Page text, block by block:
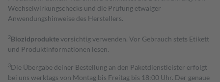
Wechselwirkungschecks und die Prüfung etwaiger
Anwendungshinweise des Herstellers.
2Biozidproduktevorsichtig verwenden. Vor Gebrauch stets Etikett
und Produktinformationen lesen.
3Die Übergabe deiner Bestellung an den Paketdienstleister erfolgt
bei uns werktags von Montag bis Freitag bis 18:00 Uhr. Der genaue